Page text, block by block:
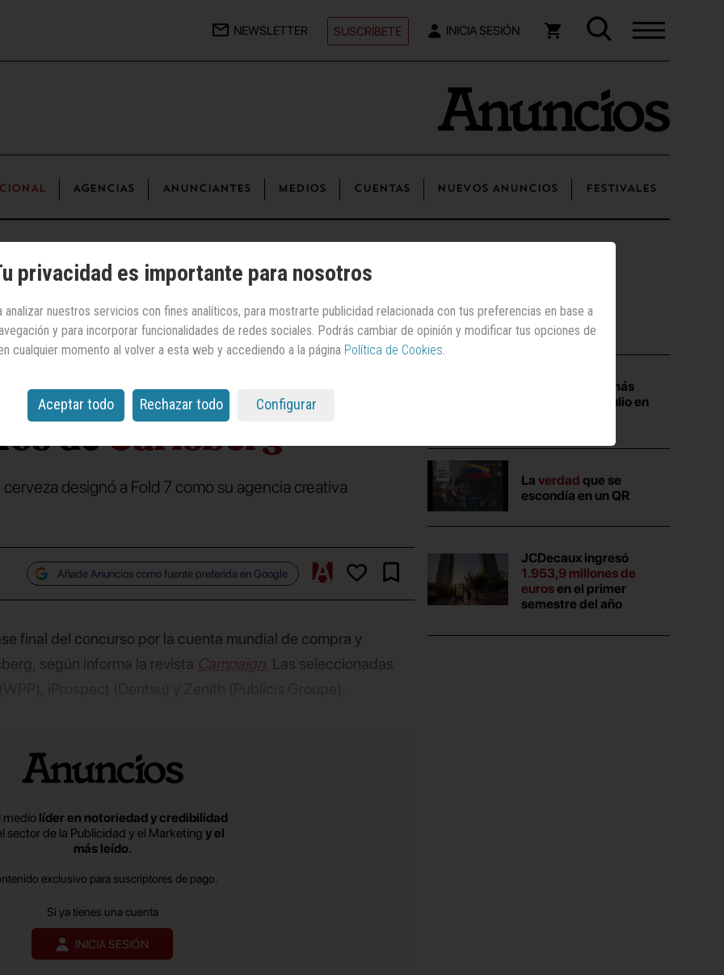
NEWSLETTER SUSCRÍBETE INICIA SESIÓN
AGENCIAS ANUNCIANTES MEDIOS CUENTAS NUEVOS ANUNCIOS FESTIVALES
Internacional
compiten por
mundial de
deCarlsberg
designó a Fold 7 como su agencia creativa
Añade Anuncios como fuente preferida en Google
final del concurso por la cuenta mundial de compra y
según informa la revista Campaign. Las seleccionadas
medio líder en notoriedad y credibilidad
sector de la Publicidad y el Marketing y el
más leído.
exclusivo para suscriptores de pago.
Si ya tienes una cuenta
INICIA SESIÓN
Posts recientes
Las campañas más
vistas durante julio en
La verdad que se
escondía en un QR
JCDecaux ingresó
1.953,9 millones de
eurosen el primer
semestre del año
privacidad es importante para nosotros
nuestros servicios con fines analíticos, para mostrarte publicidad relacionada con tus preferencias en base a
y para incorporar funcionalidades de redes sociales. Podrás cambiar de opinión y modificar tus opciones de
cualquier momento al volver a esta web y accediendo a la página Política de Cookies
Aceptar todo Rechazar todo Configurar